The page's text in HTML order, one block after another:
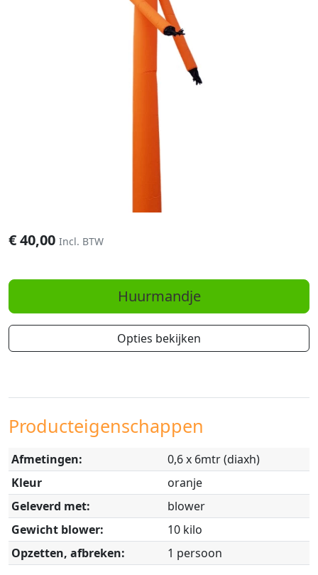
€40,00 Incl. BTW
Huurmandje
Opties bekijken
Producteigenschappen
Afmetingen:
0,6 x 6mtr (diaxh)
Kleur
oranje
Geleverd met:
blower
Gewicht blower:
10 kilo
Opzetten, afbreken:
1 persoon